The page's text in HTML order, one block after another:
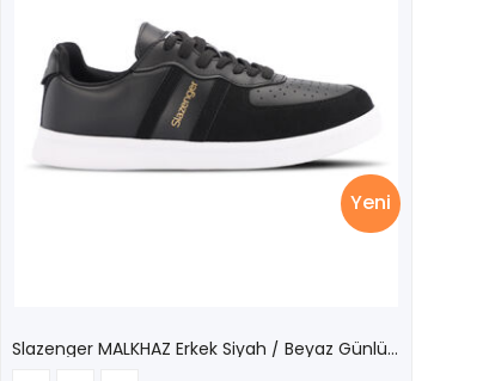
Yeni
Slazenger MALKHAZ Erkek Siyah / Beyaz Günlük Spor Ayakkabısı